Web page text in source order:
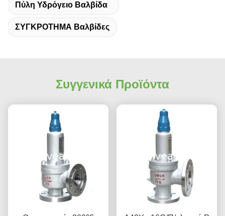
Πύλη Υδρόγειο Βαλβίδα
ΣΥΓΚΡΟΤΗΜΑ Βαλβίδες
Συγγενικά Προϊόντα